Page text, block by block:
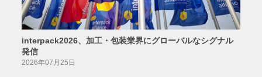
interpack2026、加工・包装業界にグローバルなシグナル
発信
2026年07月25日